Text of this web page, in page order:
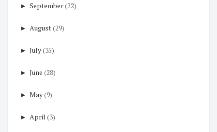
► September(22)
► August(29)
► July(35)
► June (28)
► May(9)
► April (3)